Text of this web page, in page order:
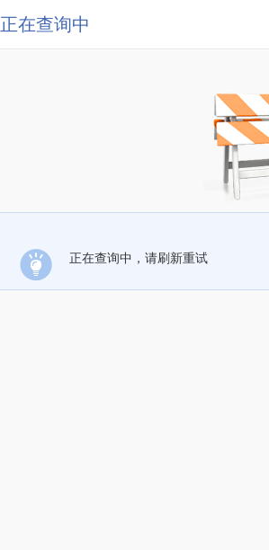
正在查询中
正在查询中，请刷新重试